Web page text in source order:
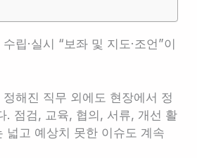
립·실시 “보좌 및 지도·조언”이
해진 직무 외에도 현장에서 정
. 점검, 교육, 협의, 서류, 개선 활
넓고 예상치 못한 이슈도 계속